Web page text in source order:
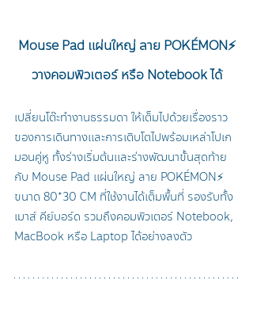
Mouse Pad แผ่นใหญ่ ลาย POKÉMON⚡
วางคอมพิวเตอร์ หรือ Notebook ได้
เปลี่ยนโต๊ะทำงานธรรมดา ให้เต็มไปด้วยเรื่องราว
ของการเดินทางและการเติบโตไปพร้อมเหล่าโปเก
มอนคู่หู ทั้งร่างเริ่มต้นและร่างพัฒนาขั้นสุดท้าย
กับ Mouse Pad แผ่นใหญ่ ลาย POKÉMON⚡
ขนาด 80*30 CM ที่ใช้งานได้เต็มพื้นที่ รองรับทั้ง
เมาส์ คีย์บอร์ด รวมถึงคอมพิวเตอร์ Notebook,
MacBook หรือ Laptop ได้อย่างลงตัว